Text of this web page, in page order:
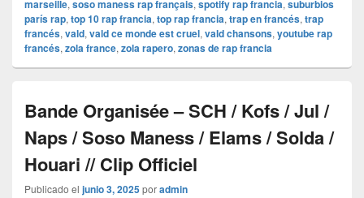
marseille, soso maness rap français, spotify rap francia, suburbios
parís rap, top 10 rap francia, top rap francia, trap en francés, trap
francés, vald, vald ce monde est cruel, vald chansons, youtube rap
francés, zola france, zola rapero, zonas de rap francia
Bande Organisée – SCH / Kofs / Jul /
Naps / Soso Maness / Elams / Solda /
Houari // Clip Officiel
Publicado el junio 3, 2025poradmin